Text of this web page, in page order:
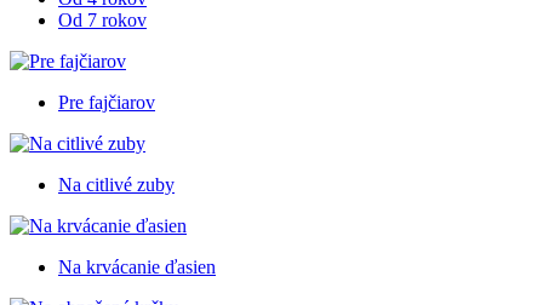
Od 7 rokov
Pre fajčiarov
Na citlivé zuby
Na krvácanie ďasien